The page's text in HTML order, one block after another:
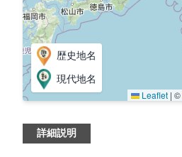
歴史地名
現代地名
Leaflet | ©
詳細説明